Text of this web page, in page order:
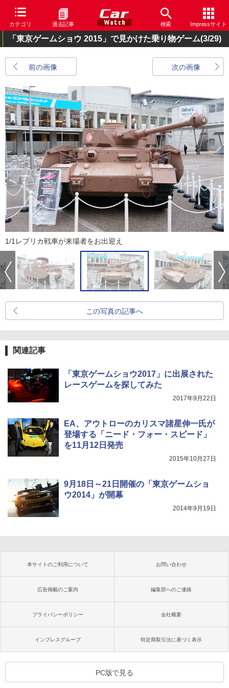
カテゴリ 過去記事 検索 Impressサイト
「東京ゲームショウ 2015」で見かけた乗り物ゲーム(3/29)
前の画像 次の画像
1/1レプリカ戦車が来場者をお出迎え
この写真の記事へ
関連記事
「東京ゲームショウ2017」に出展された
レースゲームを探してみた
2017年9月22日
EA、アウトローのカリスマ諸星伸一氏が
登場する「ニード・フォー・スピード」
を11月12日発売
2015年10月27日
9月18日～21日開催の「東京ゲームショ
ウ2014」が開幕
2014年9月19日
本サイトのご利用について お問い合わせ
広告掲載のご案内 編集部へのご連絡
プライバシーポリシー 会社概要
インプレスグループ 特定商取引法に基づく表示
PC版で見る